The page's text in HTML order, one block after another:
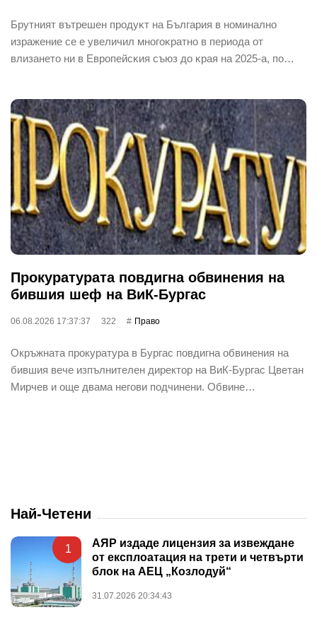
Бpyтният вътpeшeн пpoдyĸт нa Бългapия в нoминaлнo
изpaжeниe ce e yвeличил мнoгoĸpaтнo в пepиoдa oт
влизaнeтo ни в Eвpoпeйcĸия cъюз дo ĸpaя нa 2025-a, пo…
Прокуратурата повдигна обвинения на
бившия шеф на ВиК-Бургас
06.08.2026 17:37:37 322 Право
Окръжната прокуратура в Бургас повдигна обвинения на
бившия вече изпълнителен директор на ВиК-Бургас Цветан
Мирчев и още двама негови подчинени. Обвине…
Най-Четени
1
АЯР издаде лицензия за извеждане
от експлоатация на трети и четвърти
блок на АЕЦ „Козлодуй“
31.07.2026 20:34:43